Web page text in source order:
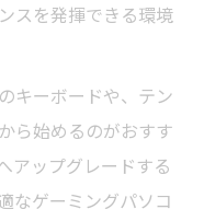
ためのFPS向け設
びとゲーミング
パソコン用キー
スを発揮できる環境
キーボードや、テン
ら始めるのがおすす
アップグレードする
なゲーミングパソコ